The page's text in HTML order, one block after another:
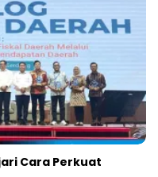
Cara Perkuat